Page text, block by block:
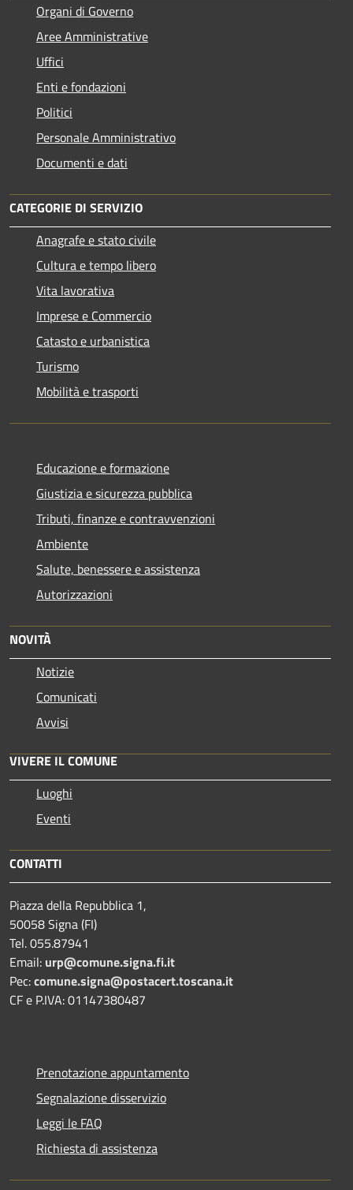
Organi di Governo
Aree Amministrative
Uffici
Enti e fondazioni
Politici
Personale Amministrativo
Documenti e dati
CATEGORIE DI SERVIZIO
Anagrafe e stato civile
Cultura e tempo libero
Vita lavorativa
Imprese e Commercio
Catasto e urbanistica
Turismo
Mobilità e trasporti
Educazione e formazione
Giustizia e sicurezza pubblica
Tributi, finanze e contravvenzioni
Ambiente
Salute, benessere e assistenza
Autorizzazioni
NOVITÀ
Notizie
Comunicati
Avvisi
VIVERE IL COMUNE
Luoghi
Eventi
CONTATTI
Piazza della Repubblica 1,
50058 Signa (FI)
Tel. 055.87941
Email: urp@comune.signa.fi.it
Pec:comune.signa@postacert.toscana.it
CF e P.IVA: 01147380487
Prenotazione appuntamento
Segnalazione disservizio
Leggi le FAQ
Richiesta di assistenza